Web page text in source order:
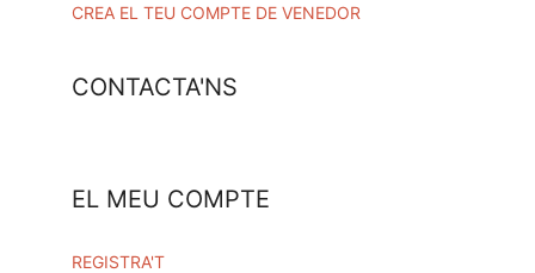
CREA EL TEU COMPTE DE VENEDOR
CONTACTA'NS
EL MEU COMPTE
REGISTRA'T